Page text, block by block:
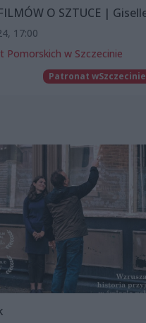
O SZTUCE |
17:00
Pomorskich w Szczecinie
Patronat